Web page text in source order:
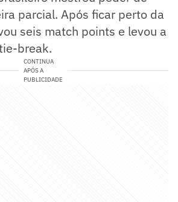
parcial. Após ficar perto da
seis match points e levou a
break.
CONTINUA
APÓS A
PUBLICIDADE